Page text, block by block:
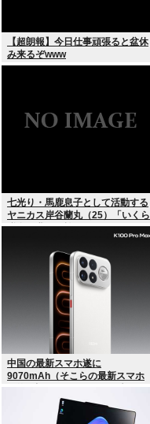
【超朗報】今日仕事頑張ると盆休
み来るぞwww
七光り・馬鹿息子として活動する
ヤニカス岸谷蘭丸（25）「いくら
税金を我々が払ってるんだと」
中国の最新スマホ遂に
9070mAh（そこらの最新スマホ
の約2倍）のバッテリーを積んで